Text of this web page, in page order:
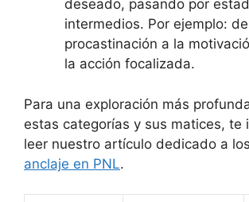
deseado, pasando por
intermedios. Por ejemplo:
procastinación a la
la acción focalizada.
Para una exploración más
estas categorías y sus matices, te
leer nuestro artículo dedicado a los
anclaje en PNL.